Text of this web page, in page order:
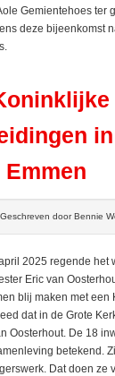
Gemientehoes ter
deze bijeenkomst
Emmen
door Bennie
2025 regende het
Eric van
blij maken met een
dat in de Grote
Oosterhout. De 18
betekend.
Dat doen ze